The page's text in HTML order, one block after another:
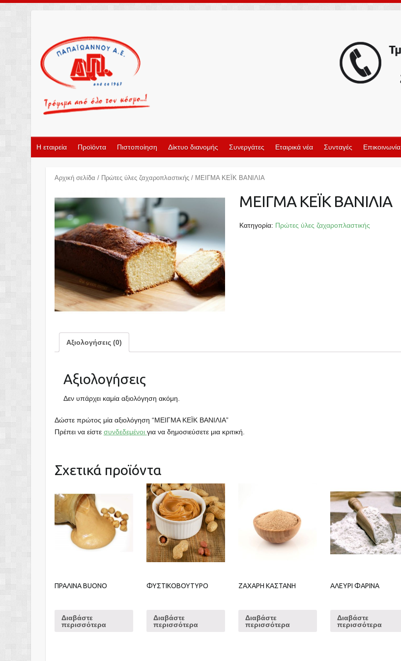
Η εταιρεία Προϊόντα Πιστοποίηση Δίκτυο διανομής Συνεργάτες Εταιρικά νέα Συνταγές Επικοινωνία
Αρχική σελίδα / Πρώτες ύλες ζαχαροπλαστικής/ ΜΕΙΓΜΑ ΚΕΪΚ ΒΑΝΙΛΙΑ
ΜΕΙΓΜΑ ΚΕΪΚ ΒΑΝΙΛΙΑ
Κατηγορία: Πρώτες ύλες ζαχαροπλαστικής
Αξιολογήσεις (0)
Αξιολογήσεις
Δεν υπάρχει καμία αξιολόγηση ακόμη.
Δώστε πρώτος μία αξιολόγηση “ΜΕΙΓΜΑ ΚΕΪΚ ΒΑΝΙΛΙΑ”
Πρέπει να είστε συνδεδεμένοι για να δημοσιεύσετε μια κριτική.
Σχετικά προϊόντα
ΠΡΑΛΙΝΑ BUONO
Διαβάστε
περισσότερα
ΦΥΣΤΙΚΟΒΟΥΤΥΡΟ
Διαβάστε
περισσότερα
ΖΑΧΑΡΗ ΚΑΣΤΑΝΗ
Διαβάστε
περισσότερα
ΑΛΕΥΡΙ ΦΑΡΙΝΑ
Διαβάστε
περισσότερα